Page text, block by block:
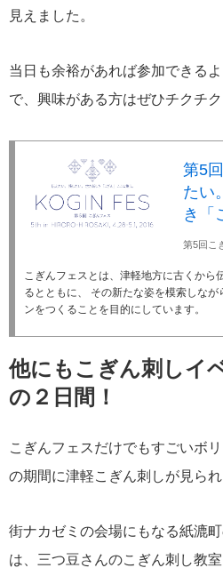
見えました。
当日も余裕があれば参加できる
で、興味がある方はぜひチクチク
第5
たい
き「
第5回こ
こぎんフェスとは、津軽地方に古くから
るとともに、 その新たな姿を模索しな
ンをつくることを目的にしています。
他にもこぎん刺しイ
の２日間！
こぎんフェスだけでもすごいボ
の期間に津軽こぎん刺しが見ら
街ナカゼミの会場にもなる紙漉
は、三つ豆さんのこぎん刺し教